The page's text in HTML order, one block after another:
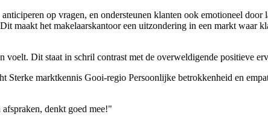
op vragen, en ondersteunen klanten ook emotioneel door
maakt het makelaarskantoor een uitzondering in een markt waar
Dit staat in schril contrast met de overweldigende positieve
Sterke marktkennis Gooi-regio Persoonlijke betrokkenheid en
denkt goed mee!"